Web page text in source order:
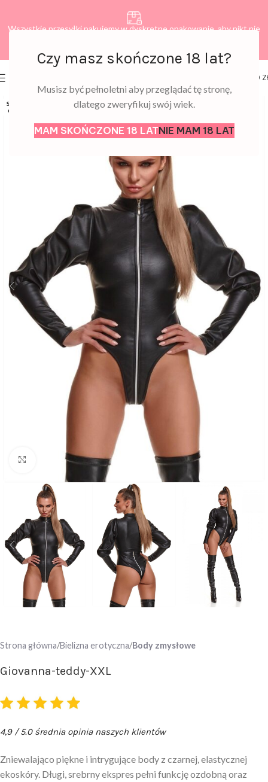
Czy masz skończone 18 lat?
Musisz być pełnoletni aby przeglądać tę stronę,
dlatego zweryfikuj swój wiek.
MAM SKOŃCZONE 18 LATNIE MAM 18 LAT
Wszystkie przesyłki pakujemy w dyskretne opakowanie, aby nikt nie
0,00
SOLD
OUT
Click to enlarge
Strona główna Bielizna erotyczna Body zmysłowe
Giovanna-teddy-XXL
4,9 / 5.0 średnia opinia naszych klientów
Zniewalająco piękne i intrygujące body z czarnej, elastycznej
ekoskóry. Długi, srebrny ekspres pełni funkcję ozdobną oraz